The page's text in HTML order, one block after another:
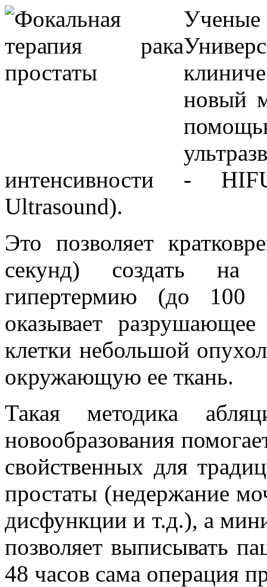
Ученые
новый
интенсивности -
Ultrasound).
Это позволяет
секунд) создать на
гипертермию (до 100
оказывает разрушающее
клетки небольшой
окружающую ее ткань.
Такая методика
новообразования
свойственных для
простаты (недержание
дисфункции и т.д.), а
позволяет выписывать
48 часов сама операция